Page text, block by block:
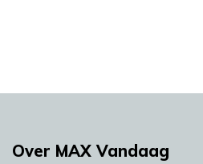
Over MAX Vandaag